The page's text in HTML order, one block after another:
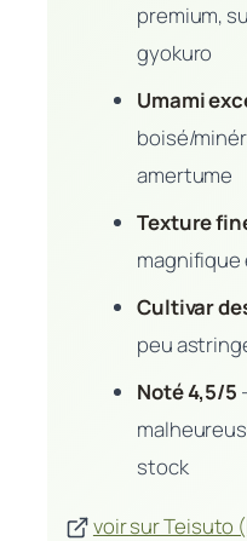
premium,
gyokuro
Umami
boisé/
amertume
Texture
magnifique
Cultivar
peu
Noté 4,5/5
stock
voir sur Teisuto